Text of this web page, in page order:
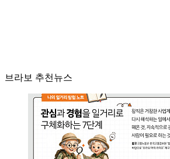
브라보 추천뉴스